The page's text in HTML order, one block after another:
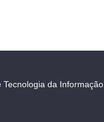
da Informação